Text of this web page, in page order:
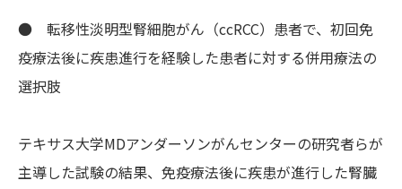
● 転移性淡明型腎細胞がん（ccRCC）患者で、初回免
疫療法後に疾患進行を経験した患者に対する併用療法の
選択肢
テキサス大学MDアンダーソンがんセンターの研究者らが
主導した試験の結果、免疫療法後に疾患が進行した腎臓